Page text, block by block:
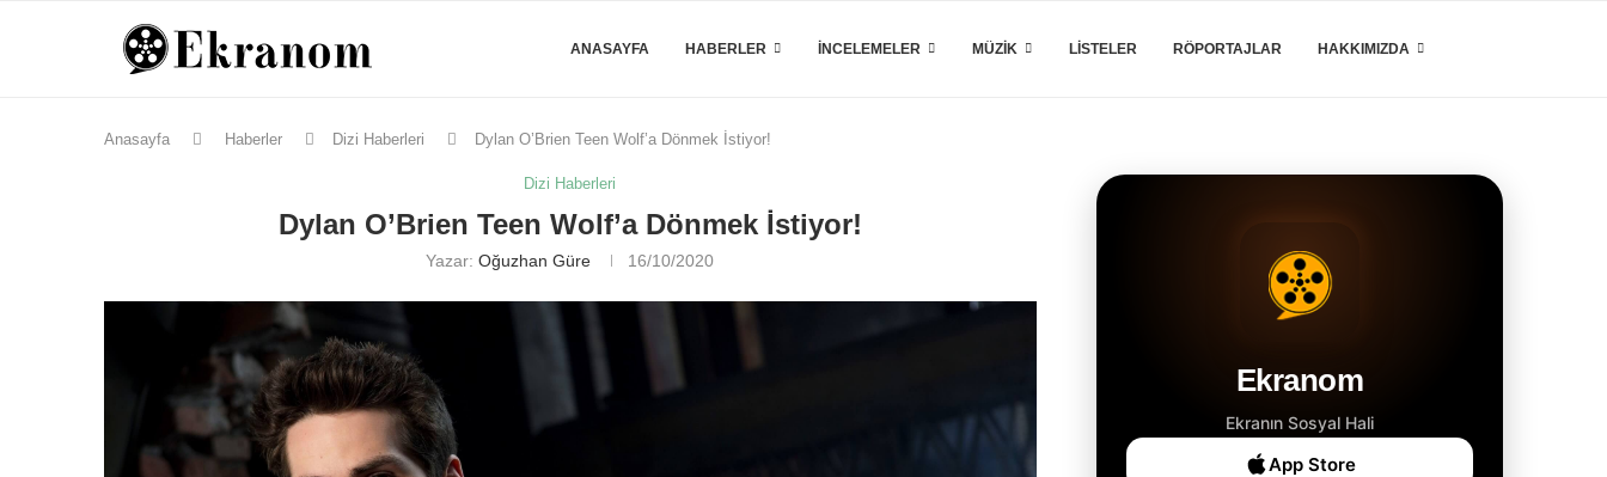
ANASAYFA HABERLER İNCELEMELER MÜZIK LISTELER RÖPORTAJLAR HAKKIMIZDA
Anasayfa Haberler Dizi Haberleri Dylan O’Brien Teen Wolf’a Dönmek İstiyor!
Dizi Haberleri
Dylan O’Brien Teen Wolf’a Dönmek İstiyor!
Yazar:Oğuzhan Güre 16/10/2020
Ekranom
Ekranın Sosyal Hali
App Store